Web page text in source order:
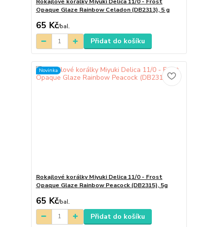
Rokajlové korálky Miyuki Delica 11/0 - Frost
Opaque Glaze Rainbow Celadon (DB2313), 5 g
65 Kč/bal.
Přidat do košíku
Novinka
Rokajlové korálky Miyuki Delica 11/0 - Frost
Opaque Glaze Rainbow Peacock (DB2315), 5g
65 Kč/bal.
Přidat do košíku